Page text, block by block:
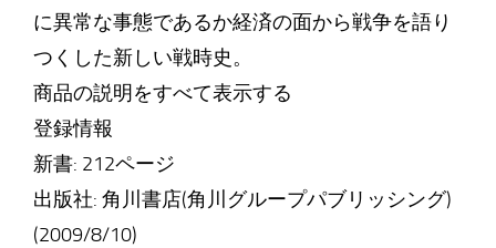
に異常な事態であるか経済の面から戦争を語り
つくした新しい戦時史。
商品の説明をすべて表示する
登録情報
新書: 212ページ
出版社: 角川書店(角川グループパブリッシング)
(2009/8/10)